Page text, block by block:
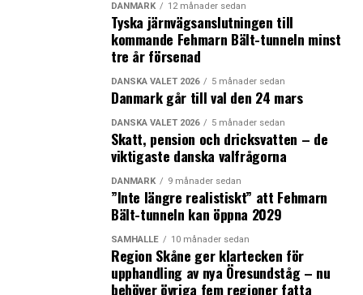
kallade ”blocktillskottet” från Danmark, som bland
annat täcker polis, fängelser samt vård- och
omsorgsområdet. Enligtdanska TV2
förra året till runt 5,5, miljarder danska kronor i
Grönlands samlade statsbudget på runt 14 miljarder
Utöver tillskott från Danmark kommer största delen av
Grönlands intäktskälla från fiske, som utgör 90 procent
av öns exportproduktion med Danmark som dess
största marknad, följt av Island och Norge. De
ekonomiska banden till Danmark gör det därför svårt
för Grönland att avskilja sig från Rigsfælleskapet på
kort sig, har ordföranden för Grønlands Økonomiske
Råd, Troben M. Andersen,sagt till TV2. Han pekar på
DANMARK 12 månader sedan
Tyska järnvägsanslutningen till
kommande Fehmarn Bält-tunneln minst
tre år försenad
DANSKA VALET 2026 5 månader sedan
Danmark går till val den 24 mars
DANSKA VALET 2026 5 månader sedan
Skatt, pension och dricksvatten – de
viktigaste danska valfrågorna
DANMARK 9 månader sedan
”Inte längre realistiskt” att Fehmarn
Bält-tunneln kan öppna 2029
SAMHÄLLE 10 månader sedan
Region Skåne ger klartecken för
upphandling av nya Öresundståg – nu
behöver övriga fem regioner fatta